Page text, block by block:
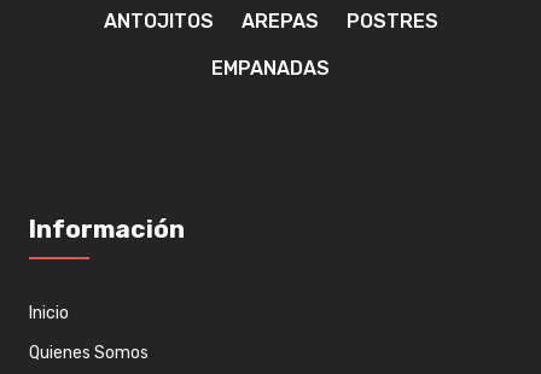
ANTOJITOS AREPAS POSTRES
EMPANADAS
Información
Inicio
Quienes Somos